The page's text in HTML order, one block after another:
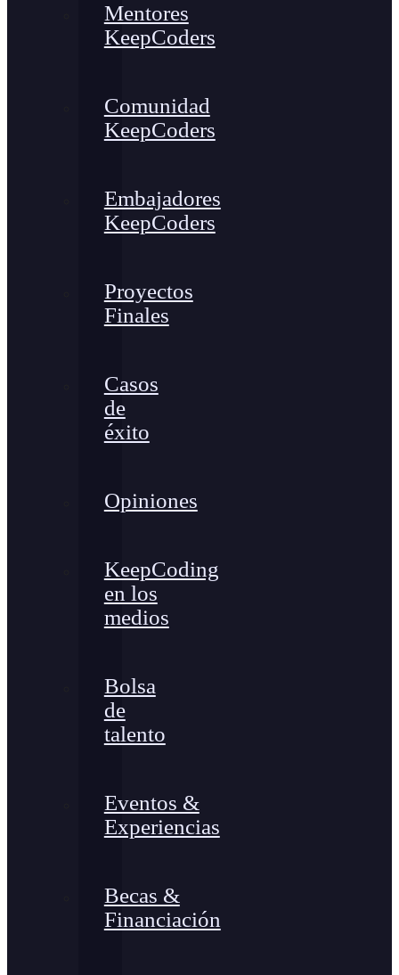
Mentores
KeepCoders
Comunidad
KeepCoders
Embajadores
KeepCoders
Proyectos
Finales
Casos
de
éxito
Opiniones
KeepCoding
en los
medios
Bolsa
de
talento
Eventos &
Experiencias
Becas &
Financiación